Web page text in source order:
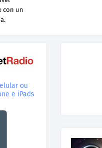
con un